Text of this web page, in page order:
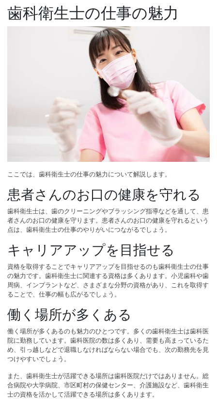
歯科衛生士の仕事の魅力
ここでは、歯科衛生士の仕事の魅力について解説します。
患者さんのお口の健康を守れる
歯科衛生士は、歯のクリーニングやブラッシング指導などを通して、患
者さんのお口の健康を守ります。患者さんのお口の健康を守れるという
点は、歯科衛生士の仕事のやりがいにつながるでしょう。
キャリアアップを目指せる
資格を取得することでキャリアアップを目指せるのも歯科衛生士の仕事
の魅力です。歯科衛生士に関連する資格は多くあります。小児歯科や歯
周病、インプラントなど、さまざまな分野の資格があり、これを取得す
ることで、仕事の幅も広がるでしょう。
働く場所が多くある
働く場所が多くあるのも魅力のひとつです。多くの歯科衛生士は歯科医
院に勤務しています。歯科医院の数は多くあり、需要も高まっているた
め、引っ越しなどで退職しなければならない場合でも、次の勤務先を見
つけやすいでしょう。
また、歯科衛生士が活躍できる場所は歯科医院だけではありません。総
合病院や大学病院、市区町村の保健センター、介護施設など、歯科衛生
士の資格を活かして活躍できる場所は多くあります。